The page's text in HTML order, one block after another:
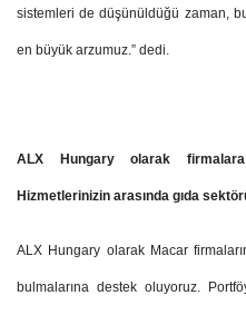
sistemleri de düşünüldüğü zaman,
en büyük arzumuz.” dedi.
ALX Hungary olarak
Hizmetlerinizin arasında gıda
ALX Hungary olarak Macar
bulmalarına destek oluyoruz.